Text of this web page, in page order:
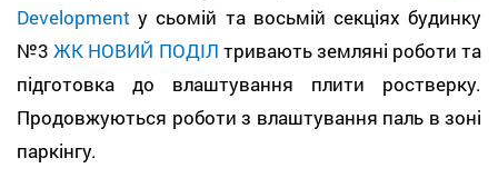
Development у сьомій та восьмій секціях будинку
№3ЖК НОВИЙ ПОДІЛ тривають земляні роботи та
підготовка до влаштування плити ростверку.
Продовжуються роботи з влаштування паль в зоні
паркінгу.